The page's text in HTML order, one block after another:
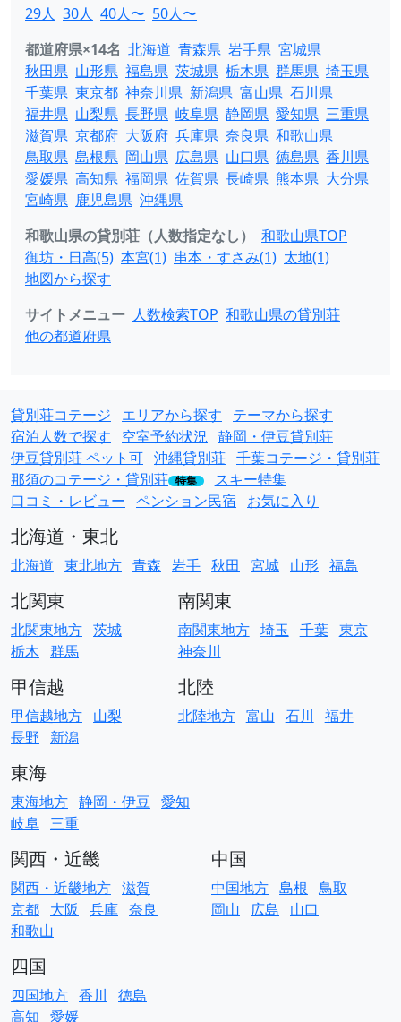
29人 30人 40人〜 50人〜
都道府県×14名 北海道 青森県 岩手県 宮城県
秋田県 山形県 福島県 茨城県 栃木県 群馬県 埼玉県
千葉県 東京都 神奈川県 新潟県 富山県 石川県
福井県 山梨県 長野県 岐阜県 静岡県 愛知県 三重県
滋賀県 京都府 大阪府 兵庫県 奈良県 和歌山県
鳥取県 島根県 岡山県 広島県 山口県 徳島県 香川県
愛媛県 高知県 福岡県 佐賀県 長崎県 熊本県 大分県
宮崎県 鹿児島県 沖縄県
和歌山県の貸別荘（人数指定なし）
和歌山県TOP
御坊・日高(5) 本宮(1) 串本・すさみ(1) 太地(1)
地図から探す
サイトメニュー 人数検索TOP 和歌山県の貸別荘
他の都道府県
貸別荘コテージ エリアから探す
テーマから探す
宿泊人数で探す
空室予約状況 静岡・伊豆貸別荘
伊豆貸別荘 ペット可 沖縄貸別荘 千葉コテージ・貸別荘
那須のコテージ・貸別荘 特集
スキー特集
口コミ・レビュー ペンション民宿 お気に入り
北海道・東北
北海道 東北地方 青森 岩手 秋田 宮城 山形 福島
北関東
北関東地方 茨城
栃木 群馬
南関東
南関東地方 埼玉 千葉 東京
神奈川
甲信越
甲信越地方 山梨
長野
新潟
北陸
北陸地方 富山 石川 福井
東海
東海地方 静岡・伊豆 愛知
岐阜 三重
関西・近畿
関西・近畿地方 滋賀
京都 大阪 兵庫 奈良
和歌山
中国
中国地方 島根 鳥取
岡山
広島 山口
四国
四国地方 香川
徳島
高知 愛媛